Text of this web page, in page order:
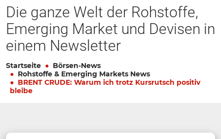
Die ganze Welt der Rohstoffe,
Emerging Market und Devisen in
einem Newsletter
Startseite
Börsen-News
Rohstoffe & Emerging Markets News
BRENT CRUDE: Warum ich trotz Kursrutsch positiv
bleibe